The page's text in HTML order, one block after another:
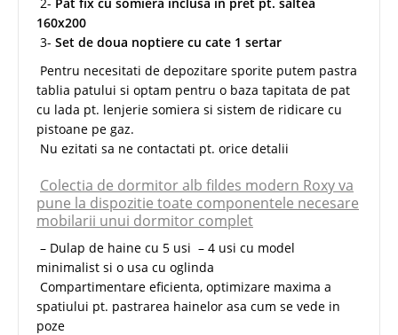
160x200
3- Set de doua noptiere cu cate 1 sertar
Pentru necesitati de depozitare sporite putem pastra
tablia patului si optam pentru o baza tapitata de pat
cu lada pt. lenjerie somiera si sistem de ridicare cu
pistoane pe gaz.
Nu ezitati sa ne contactati pt. orice detalii
Colectia de dormitor alb fildes modern Roxy va
pune la dispozitie toate componentele necesare
mobilarii unui dormitor complet
– Dulap de haine cu 5 usi – 4 usi cu model
minimalist si o usa cu oglinda
Compartimentare eficienta, optimizare maxima a
spatiului pt. pastrarea hainelor asa cum se vede in
poze